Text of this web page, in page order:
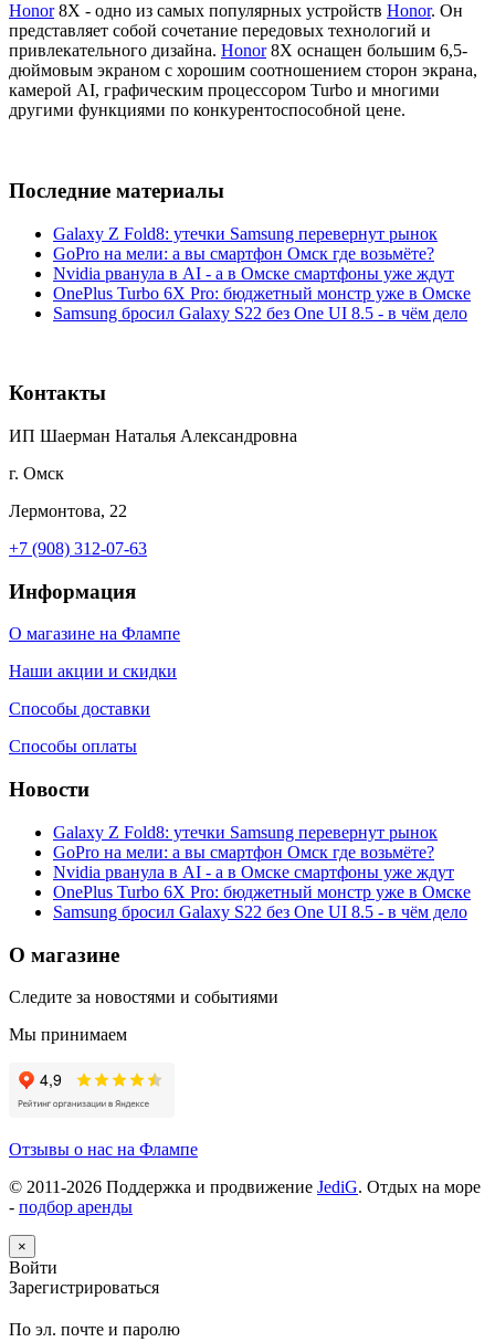
Honor8X - одно из самых популярных устройств Honor. Он
представляет собой сочетание передовых технологий и
привлекательного дизайна. Honor8X оснащен большим 6,5-
дюймовым экраном с хорошим соотношением сторон экрана,
камерой AI, графическим процессором Turbo и многими
другими функциями по конкурентоспособной цене.
Последние материалы
Galaxy Z Fold8: утечки Samsung перевернут рынок
GoPro на мели: а вы смартфон Омск где возьмёте?
Nvidia рванула в AI - а в Омске смартфоны уже ждут
OnePlus Turbo 6X Pro: бюджетный монстр уже в Омске
Samsung бросил Galaxy S22 без One UI 8.5 - в чём дело
Контакты
ИП Шаерман Наталья Александровна
г. Омск
Лермонтова, 22
+7 (908) 312-07-63
Информация
О магазине на Флампе
Наши акции и скидки
Способы доставки
Способы оплаты
Новости
Galaxy Z Fold8: утечки Samsung перевернут рынок
GoPro на мели: а вы смартфон Омск где возьмёте?
Nvidia рванула в AI - а в Омске смартфоны уже ждут
OnePlus Turbo 6X Pro: бюджетный монстр уже в Омске
Samsung бросил Galaxy S22 без One UI 8.5 - в чём дело
О магазине
Следите за новостями и событиями
Мы принимаем
Отзывы о нас на Флампе
© 2011-2026 Поддержка и продвижение JediG. Отдых на море
- подбор аренды
×
Войти
Зарегистрироваться
По эл. почте и паролю